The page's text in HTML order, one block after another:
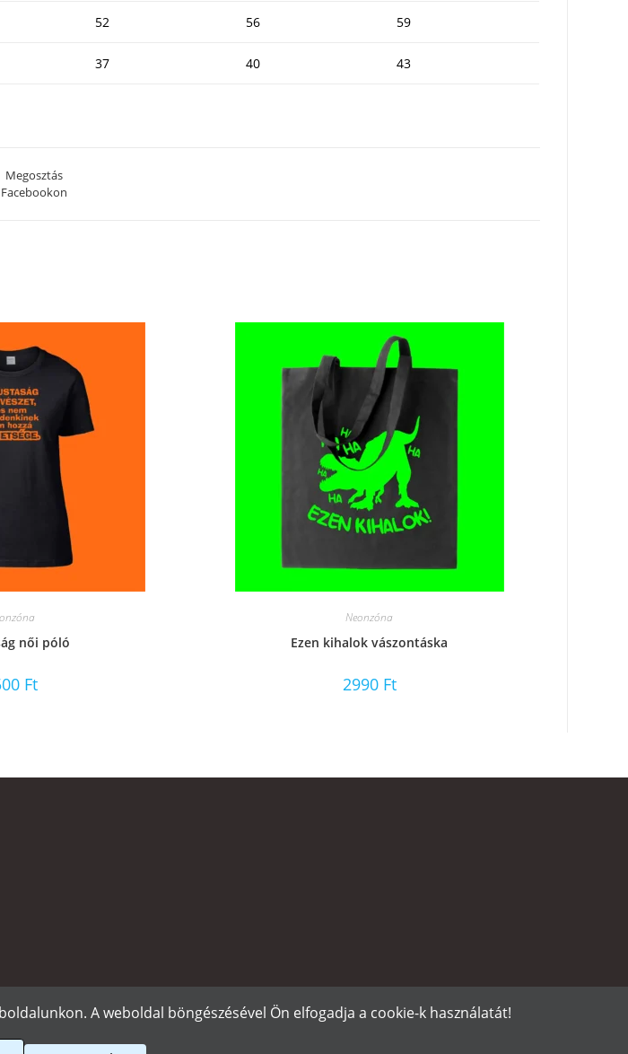
52 56 59
37 40 43
Megosztás
Facebookon
női póló
Ft
Neonzóna
Ezen kihalok vászontáska
2990 Ft
A weboldal böngészésével Ön elfogadja a cookie-k használatát!